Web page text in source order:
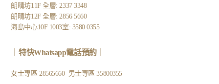
朗晴坊11F 全層: 2337 3348
朗晴坊12F 全層: 2856 5660
海島中心10F 1003室: 3580 0355
特快Whatsapp電話預約｜
女士專區28565660 男士專區35800355